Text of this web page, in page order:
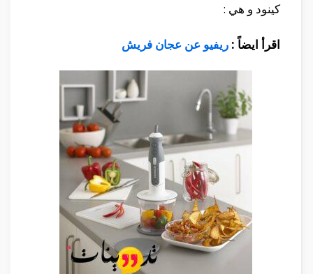
كينود و هي :
اقرأ ايضاً : ريفيو عن عجان فريش